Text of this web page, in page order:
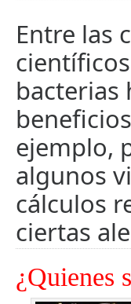
Entre las
bacterias
ejemplo,
algunos
cálculos
ciertas
¿Quienes